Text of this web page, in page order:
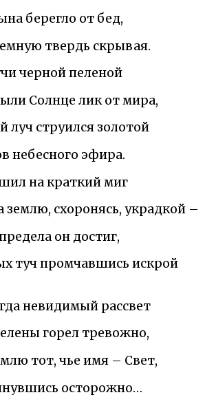
берегло от бед,
твердь скрывая.
черной пеленой
Солнце лик от мира,
луч струился золотой
небесного эфира.
на краткий миг
землю, схоронясь, украдкой –
он достиг,
туч промчавшись искрой
невидимый рассвет
горел тревожно,
тот, чье имя – Свет,
осторожно…